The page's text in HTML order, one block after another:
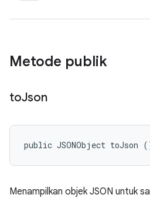
Metode publik
toJson
public JSONObject toJson
Menampilkan objek JSON untuk